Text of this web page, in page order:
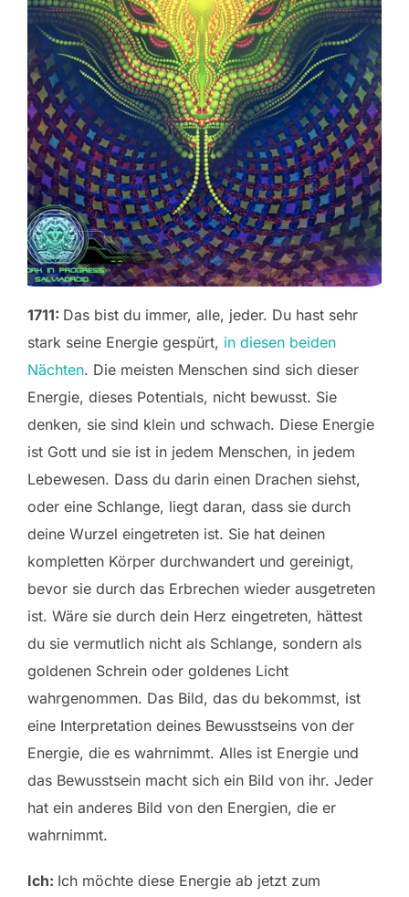
1711: Das bist du immer, alle, jeder. Du hast sehr
stark seine Energie gespürt, in diesen beiden
Nächten. Die meisten Menschen sind sich dieser
Energie, dieses Potentials, nicht bewusst. Sie
denken, sie sind klein und schwach. Diese Energie
ist Gott und sie ist in jedem Menschen, in jedem
Lebewesen. Dass du darin einen Drachen siehst,
oder eine Schlange, liegt daran, dass sie durch
deine Wurzel eingetreten ist. Sie hat deinen
kompletten Körper durchwandert und gereinigt,
bevor sie durch das Erbrechen wieder ausgetreten
ist. Wäre sie durch dein Herz eingetreten, hättest
du sie vermutlich nicht als Schlange, sondern als
goldenen Schrein oder goldenes Licht
wahrgenommen. Das Bild, das du bekommst, ist
eine Interpretation deines Bewusstseins von der
Energie, die es wahrnimmt. Alles ist Energie und
das Bewusstsein macht sich ein Bild von ihr. Jeder
hat ein anderes Bild von den Energien, die er
wahrnimmt.
Ich: Ich möchte diese Energie ab jetzt zum